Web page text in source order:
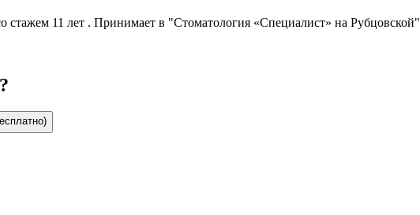
11 лет . Принимает в "Стоматология «Специалист» на Рубцовской"